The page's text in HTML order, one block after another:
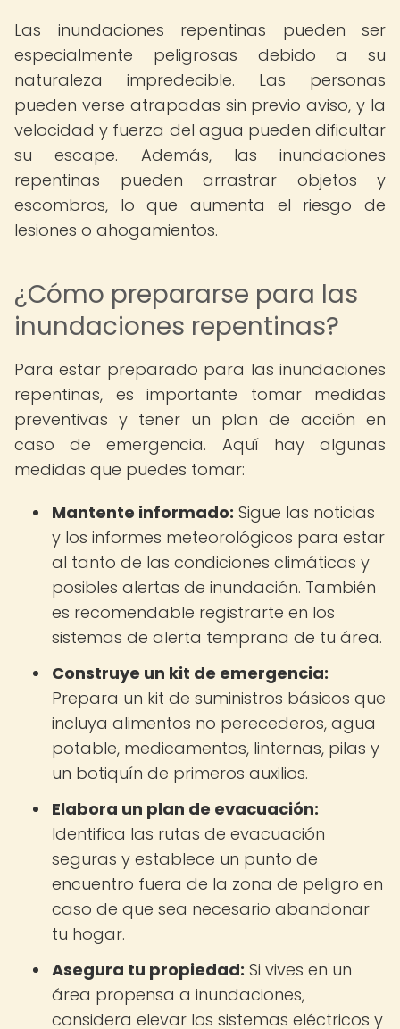
Las inundaciones repentinas pueden ser
especialmente peligrosas debido a su
naturaleza impredecible. Las personas
pueden verse atrapadas sin previo aviso, y la
velocidad y fuerza del agua pueden dificultar
su escape. Además, las inundaciones
repentinas pueden arrastrar objetos y
escombros, lo que aumenta el riesgo de
lesiones o ahogamientos.
¿Cómo prepararse para las
inundaciones repentinas?
Para estar preparado para las inundaciones
repentinas, es importante tomar medidas
preventivas y tener un plan de acción en
caso de emergencia. Aquí hay algunas
medidas que puedes tomar:
Mantente informado: Sigue las noticias
y los informes meteorológicos para estar
al tanto de las condiciones climáticas y
posibles alertas de inundación. También
es recomendable registrarte en los
sistemas de alerta temprana de tu área.
Construye un kit de emergencia:
Prepara un kit de suministros básicos que
incluya alimentos no perecederos, agua
potable, medicamentos, linternas, pilas y
un botiquín de primeros auxilios.
Elabora un plan de evacuación:
Identifica las rutas de evacuación
seguras y establece un punto de
encuentro fuera de la zona de peligro en
caso de que sea necesario abandonar
tu hogar.
Asegura tu propiedad: Si vives en un
área propensa a inundaciones,
considera elevar los sistemas eléctricos y